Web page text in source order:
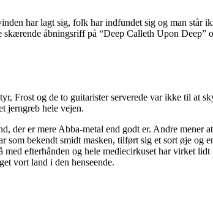
har lagt sig, folk har indfundet sig og man står
åbningsriff på “Deep Calleth Upon Deep”
Frost og de to guitarister serverede var ikke til at
jerngreb hele vejen.
der er mere Abba-metal end godt er. Andre mener
bekendt smidt masken, tilført sig et sort øje og
efterhånden og hele mediecirkuset har virket
vort land i den henseende.